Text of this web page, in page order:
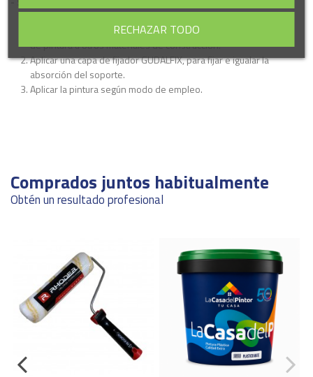
Eliminar polvo, grasas, salitres, etc, así como las partes sueltas
de pintura u otros materiales de construcción.
Aplicar una capa de fijador GUDALFIX, para fijar e igualar la
absorción del soporte.
Aplicar la pintura según modo de empleo.
Comprados juntos habitualmente
Obtén un resultado profesional
RECHAZAR TODO